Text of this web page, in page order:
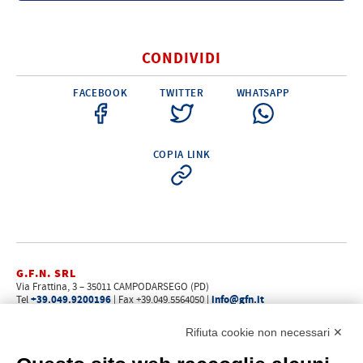
Elettricità - Segnalazione
Arredo - Oggettistica
Sicurezza - Sport
Lubrificanti - Collanti - Vernici - Detergenti
CONDIVIDI
FACEBOOK TWITTER WHATSAPP
COPIA LINK
G.F.N. SRL
Via Frattina, 3 – 35011 CAMPODARSEGO (PD)
Tel+39.049.9200196 | Fax +39.049.5564050 | info@gfn.it
Rifiuta cookie non necessari ✕